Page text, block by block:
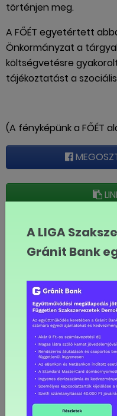
történjen meg.
A FŐÉT egyetértett
Önkormányzat a
költségvetésre
tájékoztatást a
(A fényképünk a FŐÉT
Megfelelő
Tárgyalásokat a
védőoltásról!
KVKF: Nincs előrelépés
A LIGA
Gránit Bank